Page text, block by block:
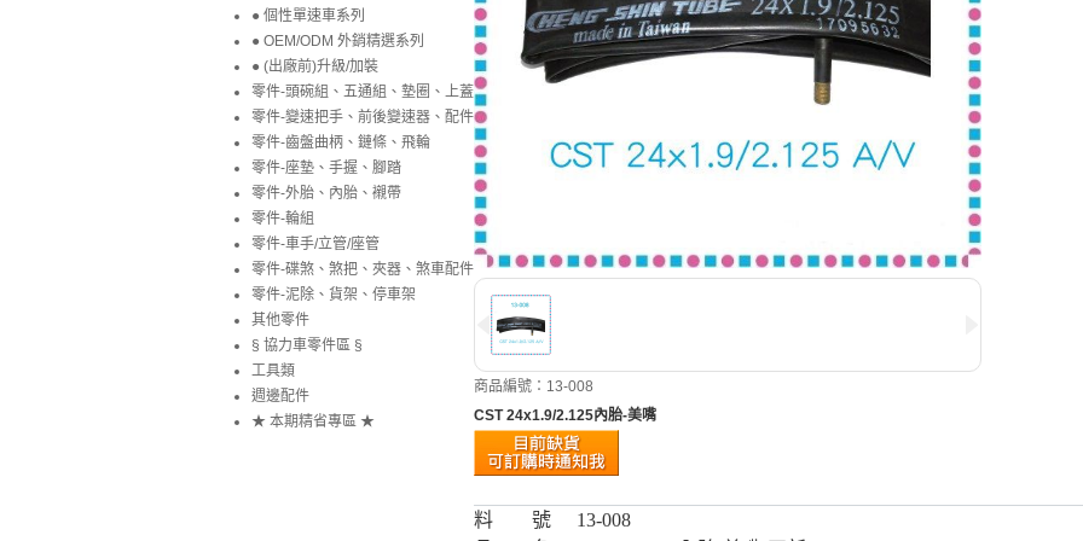
商品編號：13-008
CST 24x1.9/2.125內胎-美嘴
料 號
13-008
● 個性單速車系列
● OEM/ODM 外銷精選系列
● (出廠前)升級/加裝
零件-頭碗組、五通組、墊圈、上蓋
零件-變速把手、前後變速器、配件
零件-齒盤曲柄、鏈條、飛輪
零件-座墊、手握、腳踏
零件-外胎、內胎、襯帶
零件-輪組
零件-車手/立管/座管
零件-碟煞、煞把、夾器、煞車配件
零件-泥除、貨架、停車架
其他零件
§ 協力車零件區 §
工具類
週邊配件
★ 本期精省專區 ★